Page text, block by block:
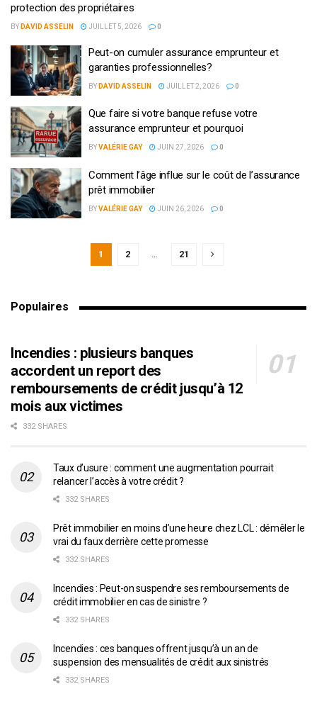
protection des propriétaires
BY DAVID ASSELIN JUILLET 5, 2026 0
Peut-on cumuler assurance emprunteur et
garanties professionnelles?
BY DAVID ASSELIN JUILLET 2, 2026 0
Que faire si votre banque refuse votre
assurance emprunteur et pourquoi
BYVALÉRIE GAY JUIN 27, 2026 0
Comment l’âge influe sur le coût de l’assurance
prêt immobilier
BYVALÉRIE GAY JUIN 26, 2026 0
1 2 … 21
Populaires
Incendies : plusieurs banques
accordent un report des
remboursements de crédit jusqu’à 12
mois aux victimes
332 SHARES
Taux d’usure : comment une augmentation pourrait
relancer l’accès à votre crédit ?
332 SHARES
Prêt immobilier en moins d’une heure chez LCL : démêler le
vrai du faux derrière cette promesse
332 SHARES
Incendies : Peut-on suspendre ses remboursements de
crédit immobilier en cas de sinistre ?
332 SHARES
Incendies : ces banques offrent jusqu’à un an de
suspension des mensualités de crédit aux sinistrés
332 SHARES